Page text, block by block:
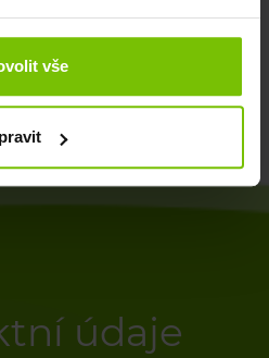
vše
údaje